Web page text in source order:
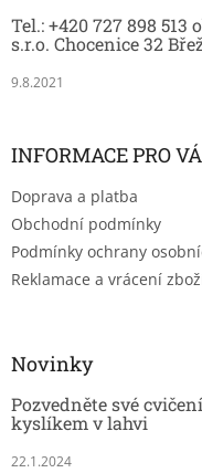
Tel.: +420 727 898
s.r.o. Chocenice 32
9.8.2021
INFORMACE PRO
Doprava a platba
Obchodní podmínky
Podmínky ochrany
Reklamace a vrácení
Novinky
Pozvedněte své
kyslíkem v lahvi
22.1.2024